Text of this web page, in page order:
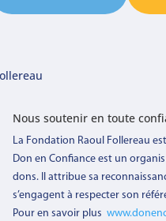
Nous soutenir en toute
La Fondation Raoul Follereau
Don en Confiance est un
dons. Il attribue sa
s’engagent à respecter son
Pour en savoir plus